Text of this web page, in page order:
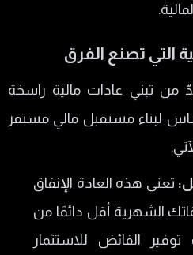
التي تصنع الفرق
بدّ من تبني عادات مالية راسخة
لبناء مستقبل مالي مستقر
تعني هذه العادة الإنفاق
الشهرية أقل دائمًا من
الفائض للاستثمار